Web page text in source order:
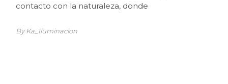
contacto con la naturaleza, donde
By Ka_Iluminacion